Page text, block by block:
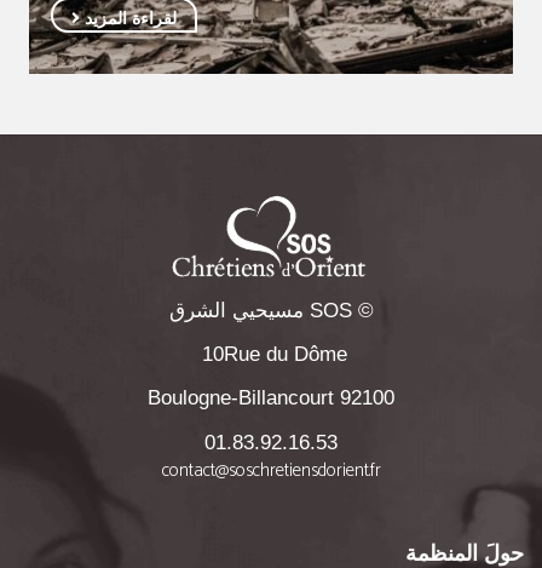
لقراءة المزيد
© SOS مسيحيي الشرق
10Rue du Dôme
92100 Boulogne-Billancourt
01.83.92.16.53
contact@soschretiensdorient.fr
حولَ المنظمة